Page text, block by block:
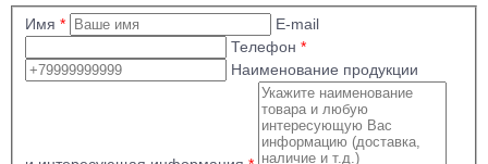
Имя *
E-mail
Телефон *
Наименование продукции